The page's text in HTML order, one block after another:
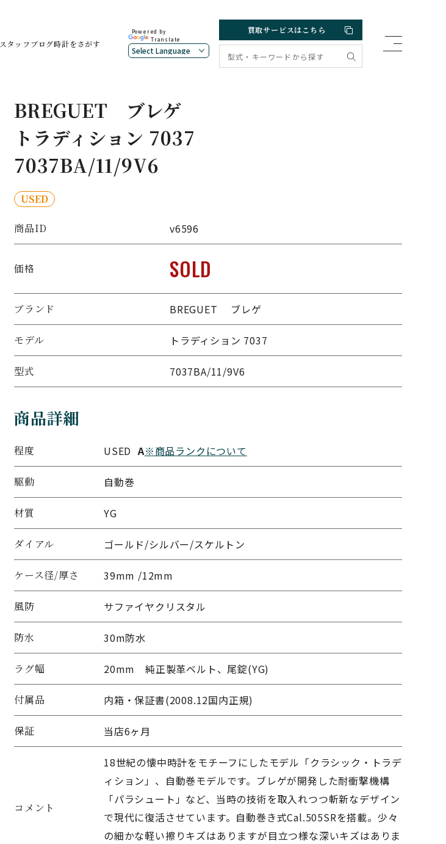
スタッフブログ時計をさがす
Powered by
Translate
買取サービスはこちら
BREGUET ブレゲ
トラディション 7037
7037BA/11/9V6
USED
商品ID v6596
価格 SOLD
ブランド BREGUET ブレゲ
モデル トラディション 7037
型式 7037BA/11/9V6
商品詳細
程度 USED A※商品ランクについて
駆動 自動巻
材質 YG
ダイアル ゴールド/シルバー/スケルトン
ケース径/厚さ 39mm /12mm
風防 サファイヤクリスタル
防水 30m防水
ラグ幅 20mm 純正製革ベルト、尾錠(YG)
付属品 内箱・保証書(2008.12国内正規)
保証 当店6ヶ月
コメント
18世紀の懐中時計をモチーフにしたモデル「クラシック・トラデ
ィション」、自動巻モデルです。ブレゲが開発した耐衝撃機構
「パラシュート」など、当時の技術を取入れつつ斬新なデザイン
で現代に復活させています。自動巻き式Cal.505SRを搭載。少々
の細かな軽い擦りキズはありますが目立つ様な深いキズはありま